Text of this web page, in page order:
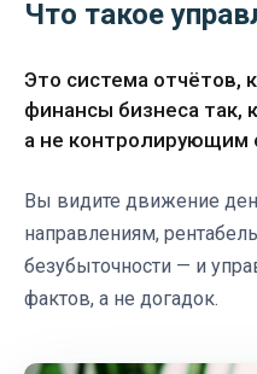
Что такое
Это система отчётов,
финансы бизнеса так,
а не контролирующим
Вы видите движение
направлениям,
безубыточности — и
фактов, а не догадок.